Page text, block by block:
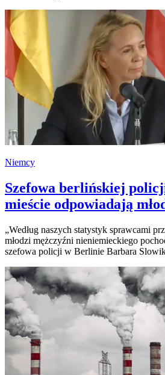
Niemcy
Szefowa berlińskiej
mieście odpowiadają
„Według naszych statystyk sprawcami
młodzi mężczyźni nieniemieckiego
szefowa policji w Berlinie Barbara